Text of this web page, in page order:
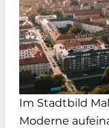
Im Stadtbild
Moderne